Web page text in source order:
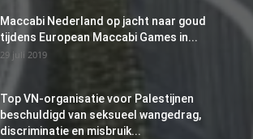
Maccabi Nederland op jacht naar goud
tijdens European Maccabi Games in...
29 juli 2019
Top VN-organisatie voor Palestijnen
beschuldigd van seksueel wangedrag,
discriminatie en misbruik...